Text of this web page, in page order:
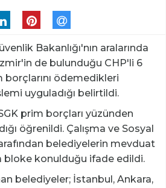
Bakanlığı'nın aralarında
de bulunduğu CHP'li 6
borçlarını ödemedikleri
uyguladığı belirtildi.
prim borçları yüzünden
öğrenildi. Çalışma ve Sosyal
belediyelerin mevduat
bloke konulduğu ifade edildi.
belediyeler; İstanbul, Ankara,